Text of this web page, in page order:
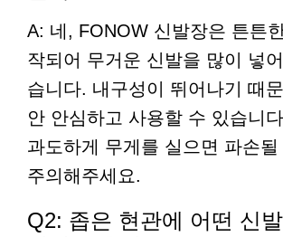
A: 네, FONOW 신발장은 튼튼
작되어 무거운 신발을 많이 넣
습니다. 내구성이 뛰어나기 때
안 안심하고 사용할 수 있습니
과도하게 무게를 실으면 파손될
주의해주세요.
Q2: 좁은 현관에 어떤 신